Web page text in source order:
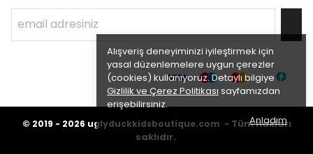
Alışveriş deneyiminizi iyileştirmek için
yasal düzenlemelere uygun çerezler
(cookies) kullanıyoruz. Detaylı bilgiye
Gizlilik ve Çerez Politikası sayfamızdan
erişebilirsiniz.
Anladım
© 2019 - 2026 uglyduckkidsboutique.com - Tüm hakları
saklıdır.